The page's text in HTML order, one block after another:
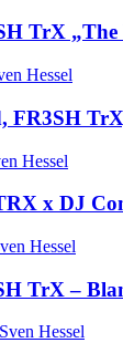
TrX „The
Hessel
FR3SH
Hessel
x DJ
Hessel
TrX –
Hessel